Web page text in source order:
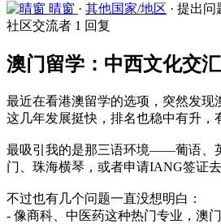
晴窗 · 其他国家/地区 · 提出问
社区交流者 1 回复
澳门留学：中西文化交
最近在看港澳留学的选项，突然发现
这几年发展挺快，排名也稳中有升，
最吸引我的是那三语环境——葡语、
门、珠海横琴，或者申请IANG签证
不过也有几个问题一直没想明白：
- 像商科、中医药这种热门专业，澳